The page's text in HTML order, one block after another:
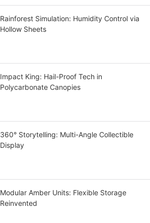
Rainforest Simulation: Humidity Control via
Hollow Sheets
Impact King: Hail-Proof Tech in
Polycarbonate Canopies
360° Storytelling: Multi-Angle Collectible
Display
Modular Amber Units: Flexible Storage
Reinvented